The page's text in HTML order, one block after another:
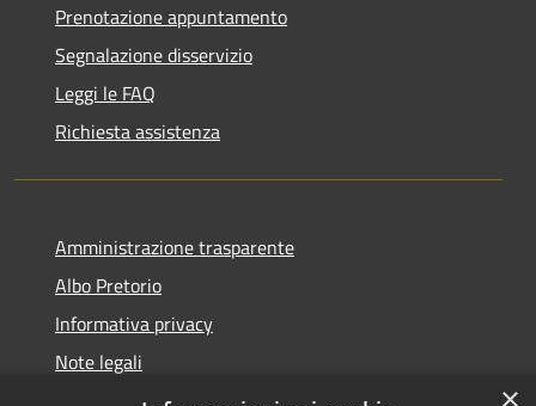
Prenotazione appuntamento
Segnalazione disservizio
Leggi le FAQ
Richiesta assistenza
Amministrazione trasparente
Albo Pretorio
Informativa privacy
Note legali
Dichiarazione di accessibilità